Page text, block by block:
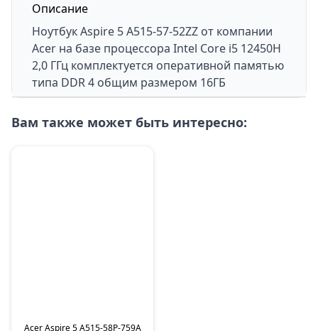
Описание
НоутбукAspire 5 A515-57-52ZZ от компании
Acer на базе процессора Intel Core i5 12450H
2,0 ГГц комплектуется оперативной памятью
типа DDR 4 общим размером 16ГБ
Вам также может быть интересно:
Acer Aspire 5 A515-58P-759A